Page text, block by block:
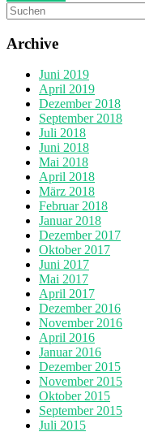
Archive
Juni 2019
April 2019
Dezember 2018
September 2018
Juli 2018
Juni 2018
Mai 2018
April 2018
März 2018
Februar 2018
Januar 2018
Dezember 2017
Oktober 2017
Juni 2017
Mai 2017
April 2017
Dezember 2016
November 2016
April 2016
Januar 2016
Dezember 2015
November 2015
Oktober 2015
September 2015
Juli 2015